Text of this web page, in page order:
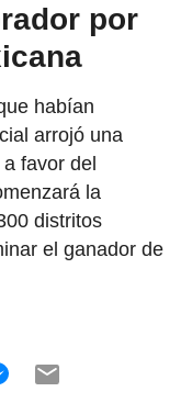
por
habían
arrojó una
favor del
la
distritos
el ganador de